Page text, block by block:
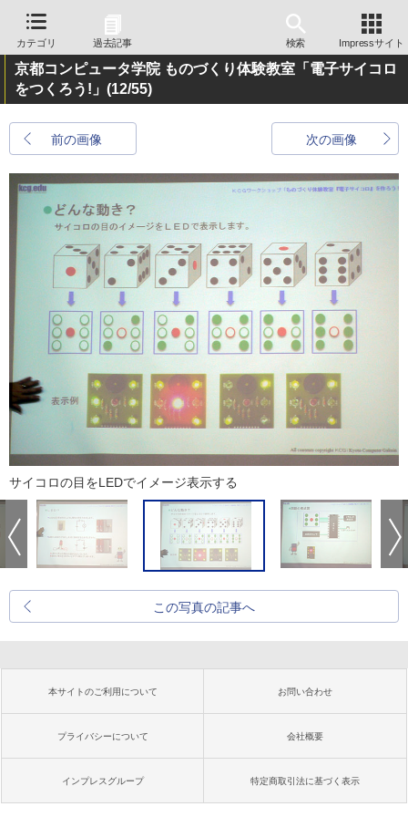
カテゴリ 過去記事 検索 Impressサイト
京都コンピュータ学院 ものづくり体験教室「電子サイコロ
をつくろう!」 (12/55)
前の画像 次の画像
サイコロの目をLEDでイメージ表示する
この写真の記事へ
本サイトのご利用について お問い合わせ
プライバシーについて 会社概要
インプレスグループ 特定商取引法に基づく表示